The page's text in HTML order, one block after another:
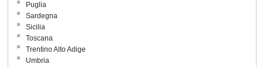
Puglia
Sardegna
Sicilia
Toscana
Trentino Alto Adige
Umbria